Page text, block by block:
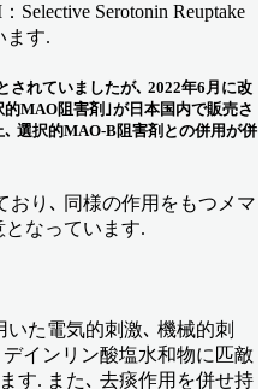
Selective Serotonin Reuptake
ます.
れていましたが､ 2022年6月に改
MAO阻害剤｣が日本国内で販売さ
選択的MAO-B阻害剤との併用が併
り､ 同様の作用をもつメマ
なっています.
いた電気的刺激､ 機械的刺
インリン酸塩水和物に匹敵
す. また､ 去痰作用を併せ持